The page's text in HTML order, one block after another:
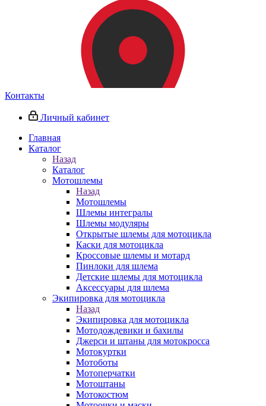
Контакты
Личный кабинет
Главная
Каталог
Назад
Каталог
Мотошлемы
Назад
Мотошлемы
Шлемы интегралы
Шлемы модуляры
Открытые шлемы для мотоцикла
Каски для мотоцикла
Кроссовые шлемы и мотард
Пинлоки для шлема
Детские шлемы для мотоцикла
Аксессуары для шлема
Экипировка для мотоцикла
Назад
Экипировка для мотоцикла
Мотодождевики и бахилы
Джерси и штаны для мотокросса
Мотокуртки
Мотоботы
Мотоперчатки
Мотоштаны
Мотокостюм